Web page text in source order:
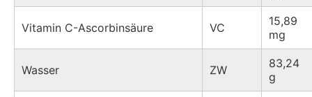
Vitamin C-Ascorbinsäure VC
15,89
mg
Wasser ZW
83,24
g